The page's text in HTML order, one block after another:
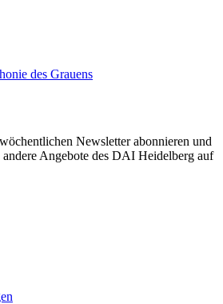
des Grauens
Newsletter abonnieren und
andere Angebote des DAI Heidelberg auf